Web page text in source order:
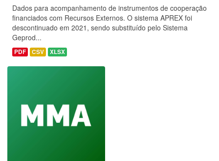
Dados para acompanhamento de instrumentos de cooperação
financiados com Recursos Externos. O sistema APREX foi
descontinuado em 2021, sendo substituído pelo Sistema
Geprod...
PDF CSV XLSX